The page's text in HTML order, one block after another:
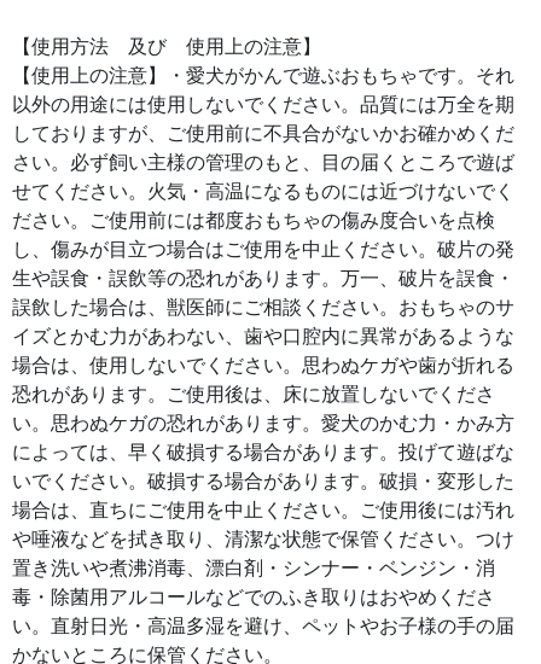
【使用方法 及び 使用上の注意】
【使用上の注意】・愛犬がかんで遊ぶおもちゃです。それ
以外の用途には使用しないでください。品質には万全を期
しておりますが、ご使用前に不具合がないかお確かめくだ
さい。必ず飼い主様の管理のもと、目の届くところで遊ば
せてください。火気・高温になるものには近づけないでく
ださい。ご使用前には都度おもちゃの傷み度合いを点検
し、傷みが目立つ場合はご使用を中止ください。破片の発
生や誤食・誤飲等の恐れがあります。万一、破片を誤食・
誤飲した場合は、獣医師にご相談ください。おもちゃのサ
イズとかむ力があわない、歯や口腔内に異常があるような
場合は、使用しないでください。思わぬケガや歯が折れる
恐れがあります。ご使用後は、床に放置しないでくださ
い。思わぬケガの恐れがあります。愛犬のかむ力・かみ方
によっては、早く破損する場合があります。投げて遊ばな
いでください。破損する場合があります。破損・変形した
場合は、直ちにご使用を中止ください。ご使用後には汚れ
や唾液などを拭き取り、清潔な状態で保管ください。つけ
置き洗いや煮沸消毒、漂白剤・シンナー・ベンジン・消
毒・除菌用アルコールなどでのふき取りはおやめくださ
い。直射日光・高温多湿を避け、ペットやお子様の手の届
かないところに保管ください。